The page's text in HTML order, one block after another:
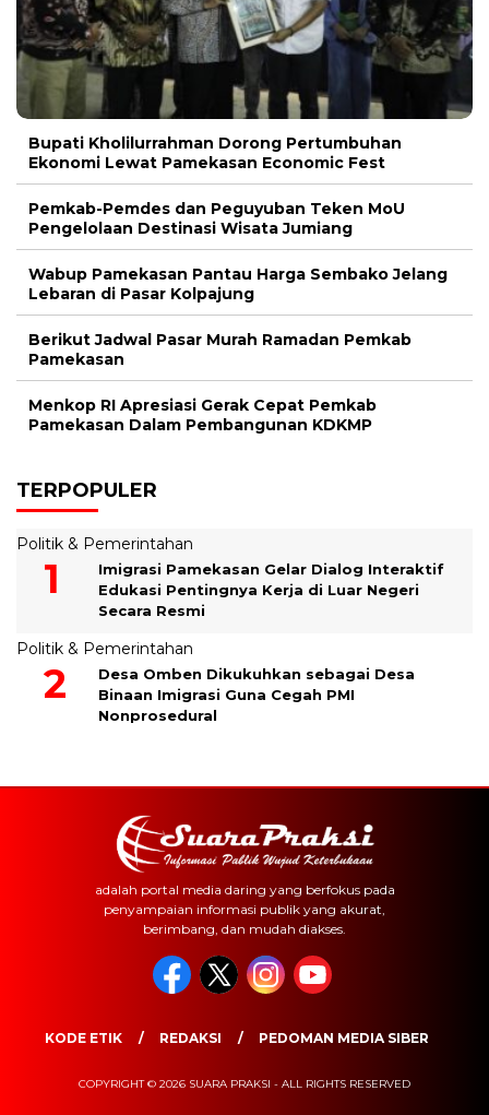
Bupati Kholilurrahman Dorong Pertumbuhan
Ekonomi Lewat Pamekasan Economic Fest
Pemkab-Pemdes dan Peguyuban Teken MoU
Pengelolaan Destinasi Wisata Jumiang
Wabup Pamekasan Pantau Harga Sembako Jelang
Lebaran di Pasar Kolpajung
Berikut Jadwal Pasar Murah Ramadan Pemkab
Pamekasan
Menkop RI Apresiasi Gerak Cepat Pemkab
Pamekasan Dalam Pembangunan KDKMP
TERPOPULER
Politik & Pemerintahan
Imigrasi Pamekasan Gelar Dialog Interaktif
Edukasi Pentingnya Kerja di Luar Negeri
Secara Resmi
Politik & Pemerintahan
Desa Omben Dikukuhkan sebagai Desa
Binaan Imigrasi Guna Cegah PMI
Nonprosedural
adalah portal media daring yang berfokus pada
penyampaian informasi publik yang akurat,
berimbang, dan mudah diakses.
KODE ETIK REDAKSI PEDOMAN MEDIA SIBER
COPYRIGHT © 2026 SUARA PRAKSI - ALL RIGHTS RESERVED